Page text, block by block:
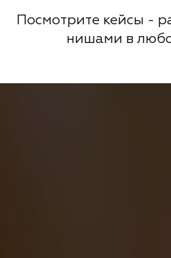
Посмотрите кейсы -
нишами в